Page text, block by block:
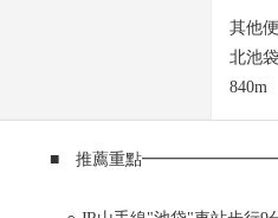
其他
北池
840m
■ 推薦重點